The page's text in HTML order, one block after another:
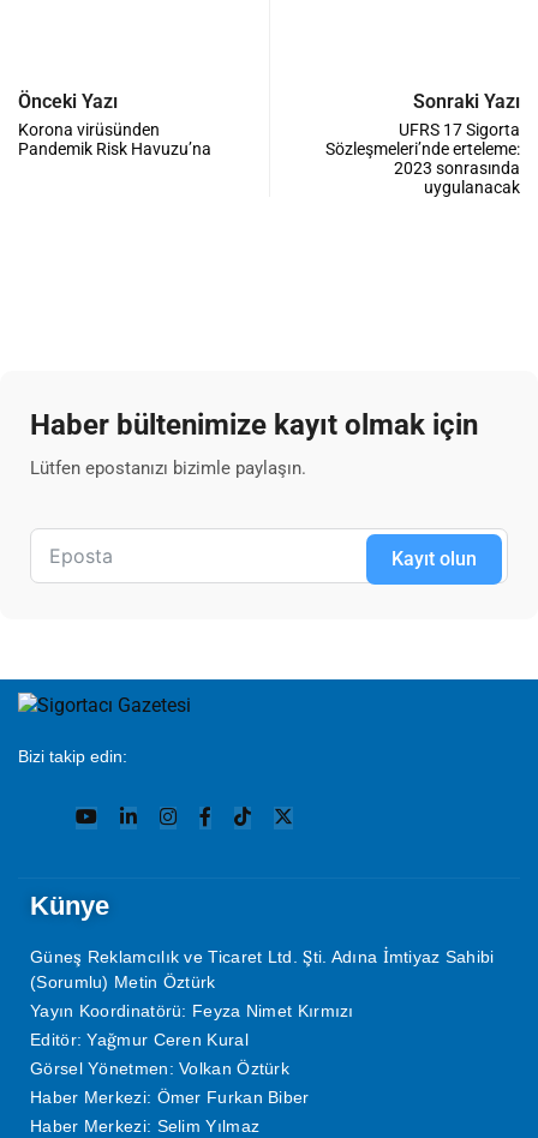
Önceki Yazı
Korona virüsünden
Pandemik Risk Havuzu’na
Sonraki Yazı
UFRS 17 Sigorta
Sözleşmeleri’nde erteleme:
2023 sonrasında
uygulanacak
Haber bültenimize kayıt olmak için
Lütfen epostanızı bizimle paylaşın.
Kayıt olun
Bizi takip edin:
Künye
Güneş Reklamcılık ve Ticaret Ltd. Şti. Adına İmtiyaz Sahibi
(Sorumlu) Metin Öztürk
Yayın Koordinatörü: Feyza Nimet Kırmızı
Editör: Yağmur Ceren Kural
Görsel Yönetmen: Volkan Öztürk
Haber Merkezi: Ömer Furkan Biber
Haber Merkezi: Selim Yılmaz